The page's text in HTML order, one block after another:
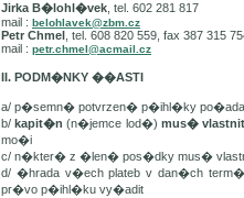
Jirka B�lohl�vek , tel. 602 281 817
mail : belohlavek@zbm.cz
Petr Chmel , tel. 608 820 559, fax 387 315
mail : petr.chmel@acmail.cz
II. PODM�NKY ��ASTI
a/ p�semn� potvrzen� p�ihl�ky
b/kapit�n(n�jemce lod�) mus�
mo�i
c/ n�kter� z �len� pos�dky mus�
d/ �hrada v�ech plateb v dan�ch
pr�vo p�ihl�ku vy�adit